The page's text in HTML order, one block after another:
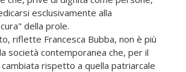
esclusivamente alla
della prole.
riflette Francesca Bubba, non è più
società contemporanea che, per il
rispetto a quella patriarcale